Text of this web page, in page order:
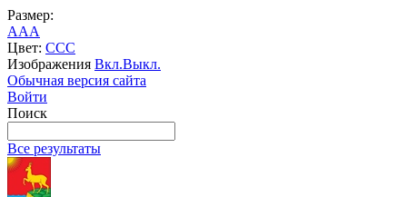
Размер:
AAA
Цвет: CCC
Изображения Вкл.Выкл.
Обычная версия сайта
Войти
Поиск
Все результаты